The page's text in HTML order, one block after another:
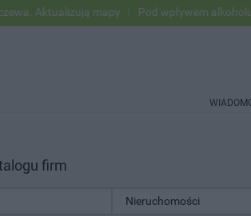
Aktualizują mapy Pod wpływem alkoholu
firm